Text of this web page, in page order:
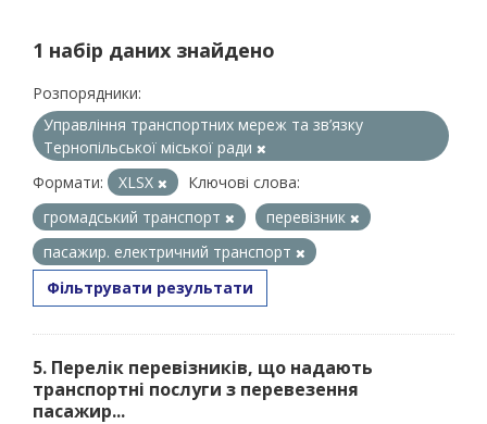
1 набір даних знайдено
Розпорядники:
Управління транспортних мереж та зв’язку
Тернопільської міської ради
Формати:
XLSX
Ключові слова:
громадський транспорт
перевізник
пасажир. електричний транспорт
Фільтрувати результати
5. Перелік перевізників, що надають
транспортні послуги з перевезення
пасажир...